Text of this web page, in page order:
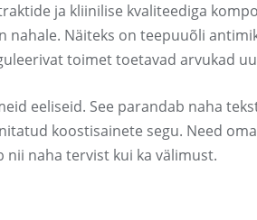
ja kliinilise kvaliteediga
nahale. Näiteks on teepuuõli
toimet toetavad arvukad
eeliseid. See parandab naha
koostisainete segu. Need
naha tervist kui ka välimust.